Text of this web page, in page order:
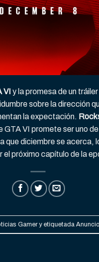
VI y la promesa de un
sobre la dirección
la expectación.
GTA VI promete ser uno
que diciembre se acerca,
próximo capítulo de la
Gamery etiquetada Anuncio